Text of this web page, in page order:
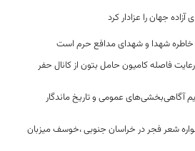
جهان را عزادار کرد
خاطره شهدا و شهدای مدافع حرم است
فاصله کامیون حامل بتون از کانال حفر
آگاهی‌بخشی‌های عمومی و تاریخ ماندگار
شعر فجر در خراسان جنوبی ،خوسف میزبان